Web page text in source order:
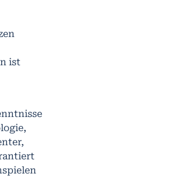
ist